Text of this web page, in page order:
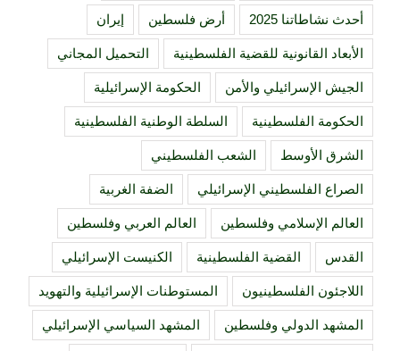
أحدث نشاطاتنا 2025 أرض فلسطين إيران
الأبعاد القانونية للقضية الفلسطينية التحميل المجاني
الجيش الإسرائيلي والأمن الحكومة الإسرائيلية
الحكومة الفلسطينية السلطة الوطنية الفلسطينية
الشرق الأوسط الشعب الفلسطيني
الصراع الفلسطيني الإسرائيلي الضفة الغربية
العالم الإسلامي وفلسطين العالم العربي وفلسطين
القدس القضية الفلسطينية الكنيست الإسرائيلي
اللاجئون الفلسطينيون المستوطنات الإسرائيلية والتهويد
المشهد الدولي وفلسطين المشهد السياسي الإسرائيلي